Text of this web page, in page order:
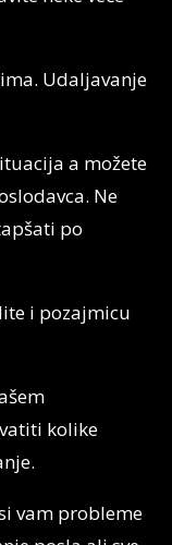
Udaljavanje
a možete
Ne
po
i pozajmicu
kolike
vam probleme